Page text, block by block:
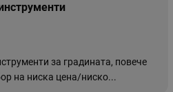
за градината, повече
на ниска цена/ниско...